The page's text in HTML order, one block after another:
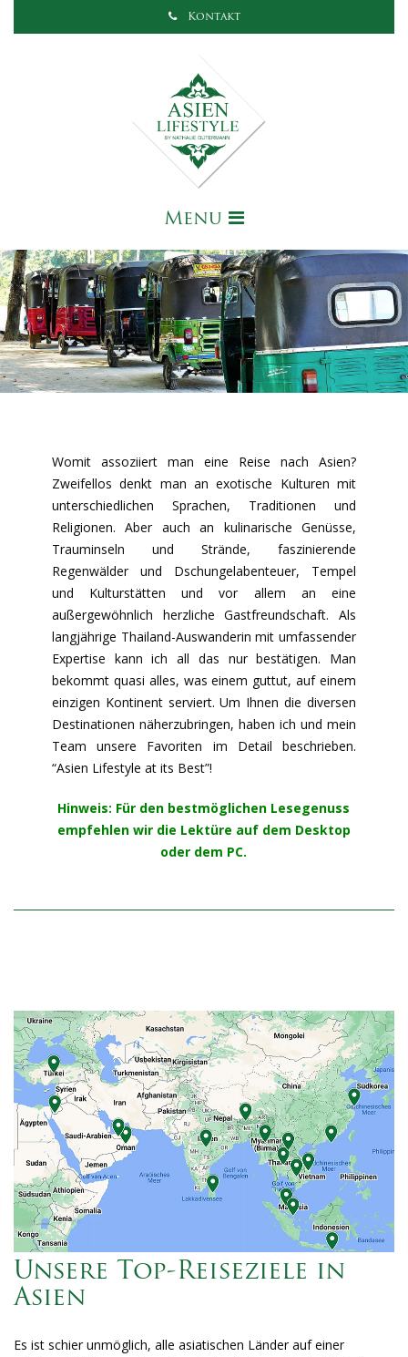
Kontakt
Menu
Womit assoziiert man eine Reise nach Asien?
Zweifellos denkt man an exotische Kulturen mit
unterschiedlichen Sprachen, Traditionen und
Religionen. Aber auch an kulinarische Genüsse,
Trauminseln und Strände, faszinierende
Regenwälder und Dschungelabenteuer, Tempel
und Kulturstätten und vor allem an eine
außergewöhnlich herzliche Gastfreundschaft. Als
langjährige Thailand-Auswanderin mit umfassender
Expertise kann ich all das nur bestätigen. Man
bekommt quasi alles, was einem guttut, auf einem
einzigen Kontinent serviert. Um Ihnen die diversen
Destinationen näherzubringen, haben ich und mein
Team unsere Favoriten im Detail beschrieben.
“Asien Lifestyle at its Best”!
Hinweis: Für den bestmöglichen Lesegenuss
empfehlen wir die Lektüre auf dem Desktop
oder dem PC.
Unsere Top-Reiseziele in
Asien
Es ist schier unmöglich, alle asiatischen Länder auf einer